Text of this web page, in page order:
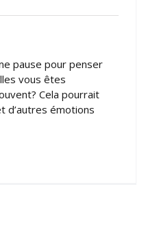
pause pour penser
vous êtes
Cela pourrait
d’autres émotions